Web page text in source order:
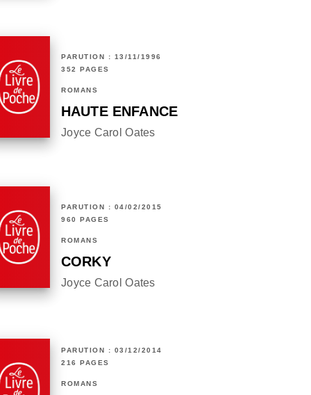
PARUTION : 13/11/1996
352 PAGES
ROMANS
HAUTE ENFANCE
Joyce Carol Oates
PARUTION : 04/02/2015
960 PAGES
ROMANS
CORKY
Joyce Carol Oates
PARUTION : 03/12/2014
216 PAGES
ROMANS